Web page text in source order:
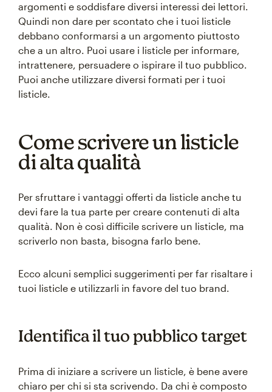
argomenti e soddisfare diversi interessi dei lettori.
Quindi non dare per scontato che i tuoi listicle
debbano conformarsi a un argomento piuttosto
che a un altro. Puoi usare i listicle per informare,
intrattenere, persuadere o ispirare il tuo pubblico.
Puoi anche utilizzare diversi formati per i tuoi
listicle.
Come scrivere un listicle
di alta qualità
Per sfruttare i vantaggi offerti da listicle anche tu
devi fare la tua parte per creare contenuti di alta
qualità. Non è così difficile scrivere un listicle, ma
scriverlo non basta, bisogna farlo bene.
Ecco alcuni semplici suggerimenti per far risaltare i
tuoi listicle e utilizzarli in favore del tuo brand.
Identifica il tuo pubblico target
Prima di iniziare a scrivere un listicle, è bene avere
chiaro per chi si sta scrivendo. Da chi è composto